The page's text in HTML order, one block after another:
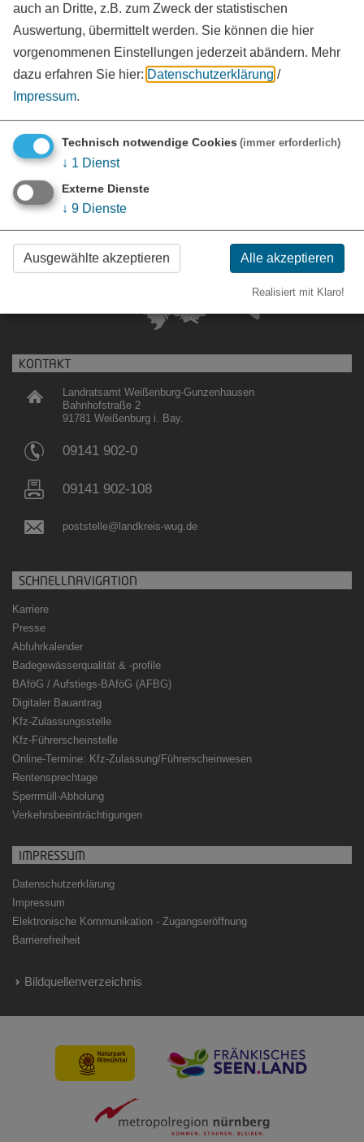
Tel.:
09141 902-0
Fax:
09141 902-108
www.landkreis-wug.de
vCard GPS:
49°2'3.91''N 10°58'7.86''E
KONTAKT
Landratsamt Weißenburg-Gunzenhausen
Bahnhofstraße 2
91781 Weißenburg i. Bay.
09141 902-0
09141 902-108
poststelle@landkreis-wug.de
SCHNELLNAVIGATION
Karriere
Presse
Abfuhrkalender
Badegewässerqualität & -profile
BAföG / Aufstiegs-BAföG (AFBG)
Digitaler Bauantrag
Kfz-Zulassungsstelle
Kfz-Führerscheinstelle
Online-Termine: Kfz-Zulassung/Führerscheinwesen
Rentensprechtage
Sperrmüll-Abholung
Verkehrsbeeinträchtigungen
IMPRESSUM
Datenschutzerklärung
Impressum
Elektronische Kommunikation - Zugangseröffnung
Barrierefreiheit
Bildquellenverzeichnis
auch an Dritte, z.B. zum Zweck der statistischen
Auswertung, übermittelt werden. Sie können die hier
vorgenommenen Einstellungen jederzeit abändern. Mehr
dazu erfahren Sie hier: Datenschutzerklärung /
Impressum.
Technisch notwendige Cookies (immer erforderlich)
↓ 1 Dienst
Externe Dienste
↓ 9 Dienste
Ausgewählte akzeptieren Alle akzeptieren
Realisiert mit Klaro!